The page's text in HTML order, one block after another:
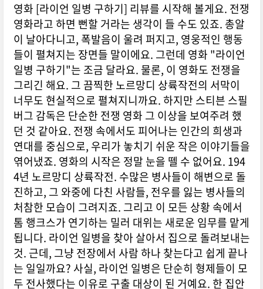
영화 [라이언 일병 구하기] 리뷰를 시작해 볼게요. 전쟁
영화라고 하면 뻔할 거라는 생각이 들 수도 있죠. 총알
이 날아다니고, 폭발음이 울려 퍼지고, 영웅적인 행동
들이 펼쳐지는 장면들 말이에요. 그런데 영화 "라이언
일병 구하기"는 조금 달라요. 물론, 이 영화도 전쟁을
그리긴 해요. 그 끔찍한 노르망디 상륙작전의 서막이
너무도 현실적으로 펼쳐지니까요. 하지만 스티븐 스필
버그 감독은 단순한 전쟁 영화 그 이상을 보여주려 했
던 것 같아요. 전쟁 속에서도 피어나는 인간의 희생과
연대를 중심으로, 우리가 놓치기 쉬운 작은 이야기들을
엮어냈죠. 영화의 시작은 정말 눈을 뗄 수 없어요. 194
4년 노르망디 상륙작전. 수많은 병사들이 해변으로 돌
진하고, 그 와중에 다친 사람들, 전우를 잃는 병사들의
처참한 모습이 그려지죠. 그리고 이 모든 상황 속에서
톰 행크스가 연기하는 밀러 대위는 새로운 임무를 맡게
됩니다. 라이언 일병을 찾아 살아서 집으로 돌려보내는
것. 근데, 그냥 전장에서 사람 하나 찾는다고 쉽게 끝나
는 일일까요? 사실, 라이언 일병은 단순히 형제들이 모
두 전사했다는 이유로 구출 대상이 된 거예요. 한 집안